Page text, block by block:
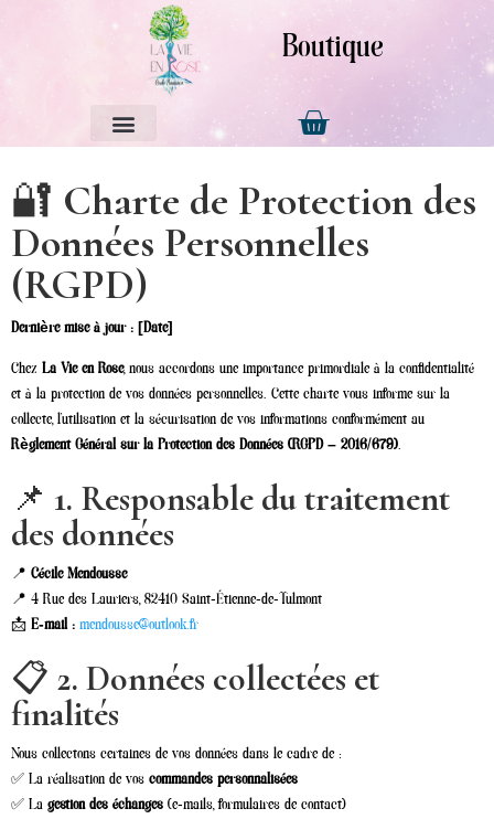
Boutique
🔐 Charte de Protection des
Données Personnelles
(RGPD)
Dernière mise à jour : [Date]
Chez La Vie en Rose, nous accordons une importance primordiale à la confidentialité
et à la protection de vos données personnelles. Cette charte vous informe sur la
collecte, l’utilisation et la sécurisation de vos informations conformément au
Règlement Général sur la Protection des Données (RGPD – 2016/679).
📌 1. Responsable du traitement
des données
📍 Cécile Mendousse
📍 4 Rue des Lauriers, 82410 Saint-Étienne-de-Tulmont
📩 E-mail : mendousse@outlook.fr
📋 2. Données collectées et
finalités
Nous collectons certaines de vos données dans le cadre de :
✅ La réalisation de vos commandes personnalisées
✅ La gestion des échanges (e-mails, formulaires de contact)